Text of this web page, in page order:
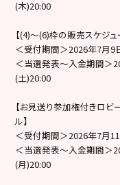
(木)20:00
【(4)〜(6)枠の販売スケジュ
＜受付期間＞2026年7月9
＜当選発表～入金期間＞
(土)20:00
【お見送り参加権付きロビ
ル】
＜受付期間＞2026年7月
＜当選発表～入金期間＞
(月)20:00